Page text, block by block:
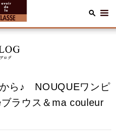
ら♪ NOUQUEワンピ
ラウス＆ma couleur